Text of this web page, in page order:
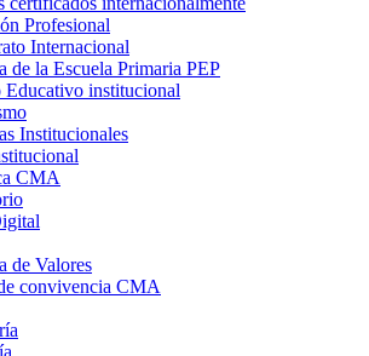
Profesional
Internacional
de la Escuela Primaria PEP
Educativo institucional
Institucionales
CMA
de Valores
convivencia CMA